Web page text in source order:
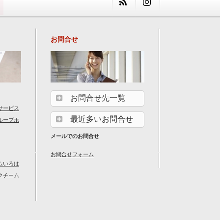
ービス
ープホ
いろは
チーム
お問合せ
お問合せ先一覧
最近多いお問合せ
メールでのお問合せ
お問合せフォーム